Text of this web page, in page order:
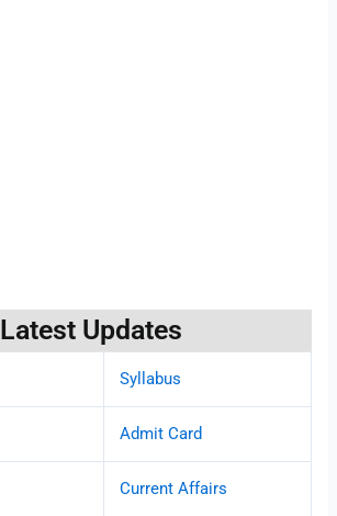
Latest Updates
Syllabus
Admit Card
Current Affairs